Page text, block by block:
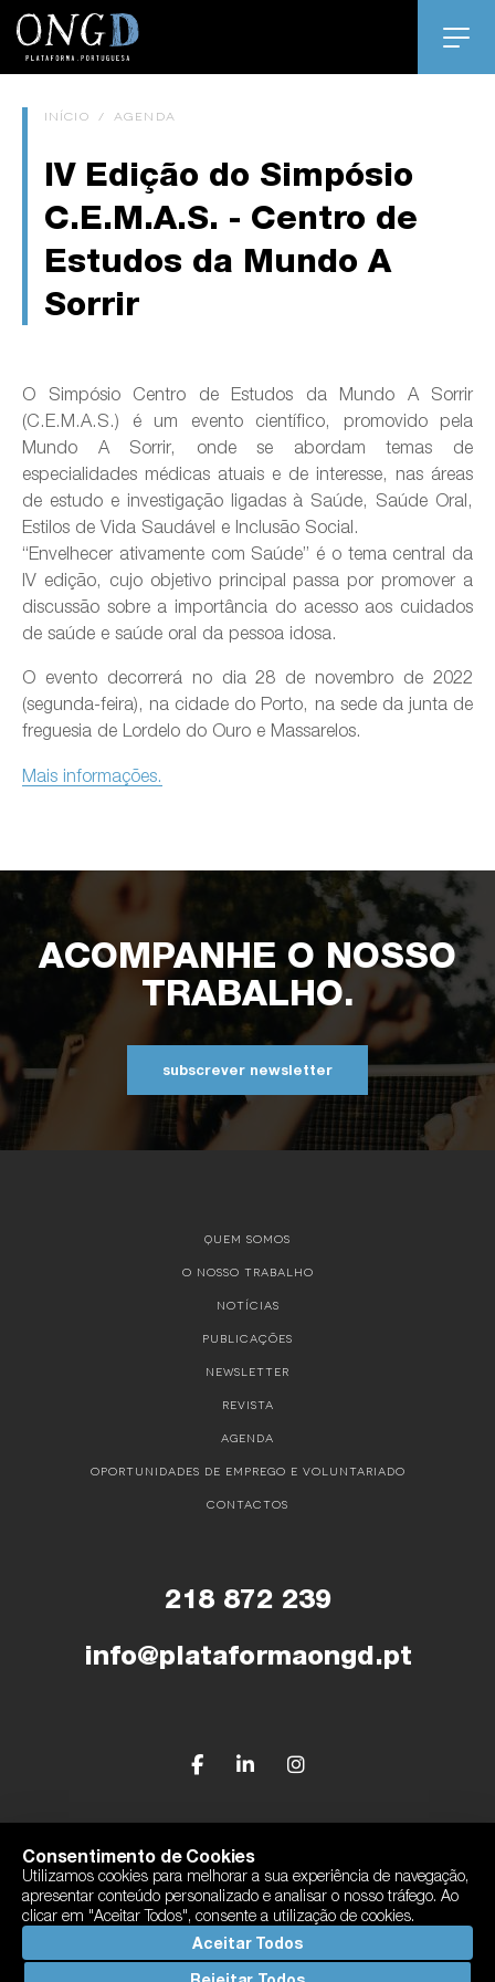
INÍCIO / AGENDA
IV Edição do Simpósio
C.E.M.A.S. - Centro de
Estudos da Mundo A
Sorrir
O Simpósio Centro de Estudos da Mundo A Sorrir
(C.E.M.A.S.) é um evento científico, promovido pela
Mundo A Sorrir, onde se abordam temas de
especialidades médicas atuais e de interesse, nas áreas
de estudo e investigação ligadas à Saúde, Saúde Oral,
Estilos de Vida Saudável e Inclusão Social.
“Envelhecer ativamente com Saúde” é o tema central da
IV edição, cujo objetivo principal passa por promover a
discussão sobre a importância do acesso aos cuidados
de saúde e saúde oral da pessoa idosa.
O evento decorrerá no dia 28 de novembro de 2022
(segunda-feira), na cidade do Porto, na sede da junta de
freguesia de Lordelo do Ouro e Massarelos.
Mais informações.
ACOMPANHE O NOSSO
TRABALHO.
subscrever newsletter
QUEM SOMOS
O NOSSO TRABALHO
NOTÍCIAS
PUBLICAÇÕES
NEWSLETTER
REVISTA
AGENDA
OPORTUNIDADES DE EMPREGO E VOLUNTARIADO
CONTACTOS
218 872 239
info@plataformaongd.pt
Política de Privacidade
Com o apoio de Camões, I.P
Bybluesoft.pt
Consentimento de Cookies
Utilizamos cookies para melhorar a sua experiência de navegação,
apresentar conteúdo personalizado e analisar o nosso tráfego. Ao
clicar em "Aceitar Todos", consente a utilização de cookies.
Aceitar Todos